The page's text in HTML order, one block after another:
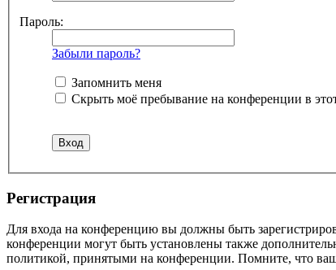
Пароль:
Забыли пароль?
Запомнить меня
Скрыть моё пребывание на конференции в
Регистрация
Для входа на конференцию вы должны быть
конференции могут быть установлены также
политикой, принятыми на конференции. Помните, что